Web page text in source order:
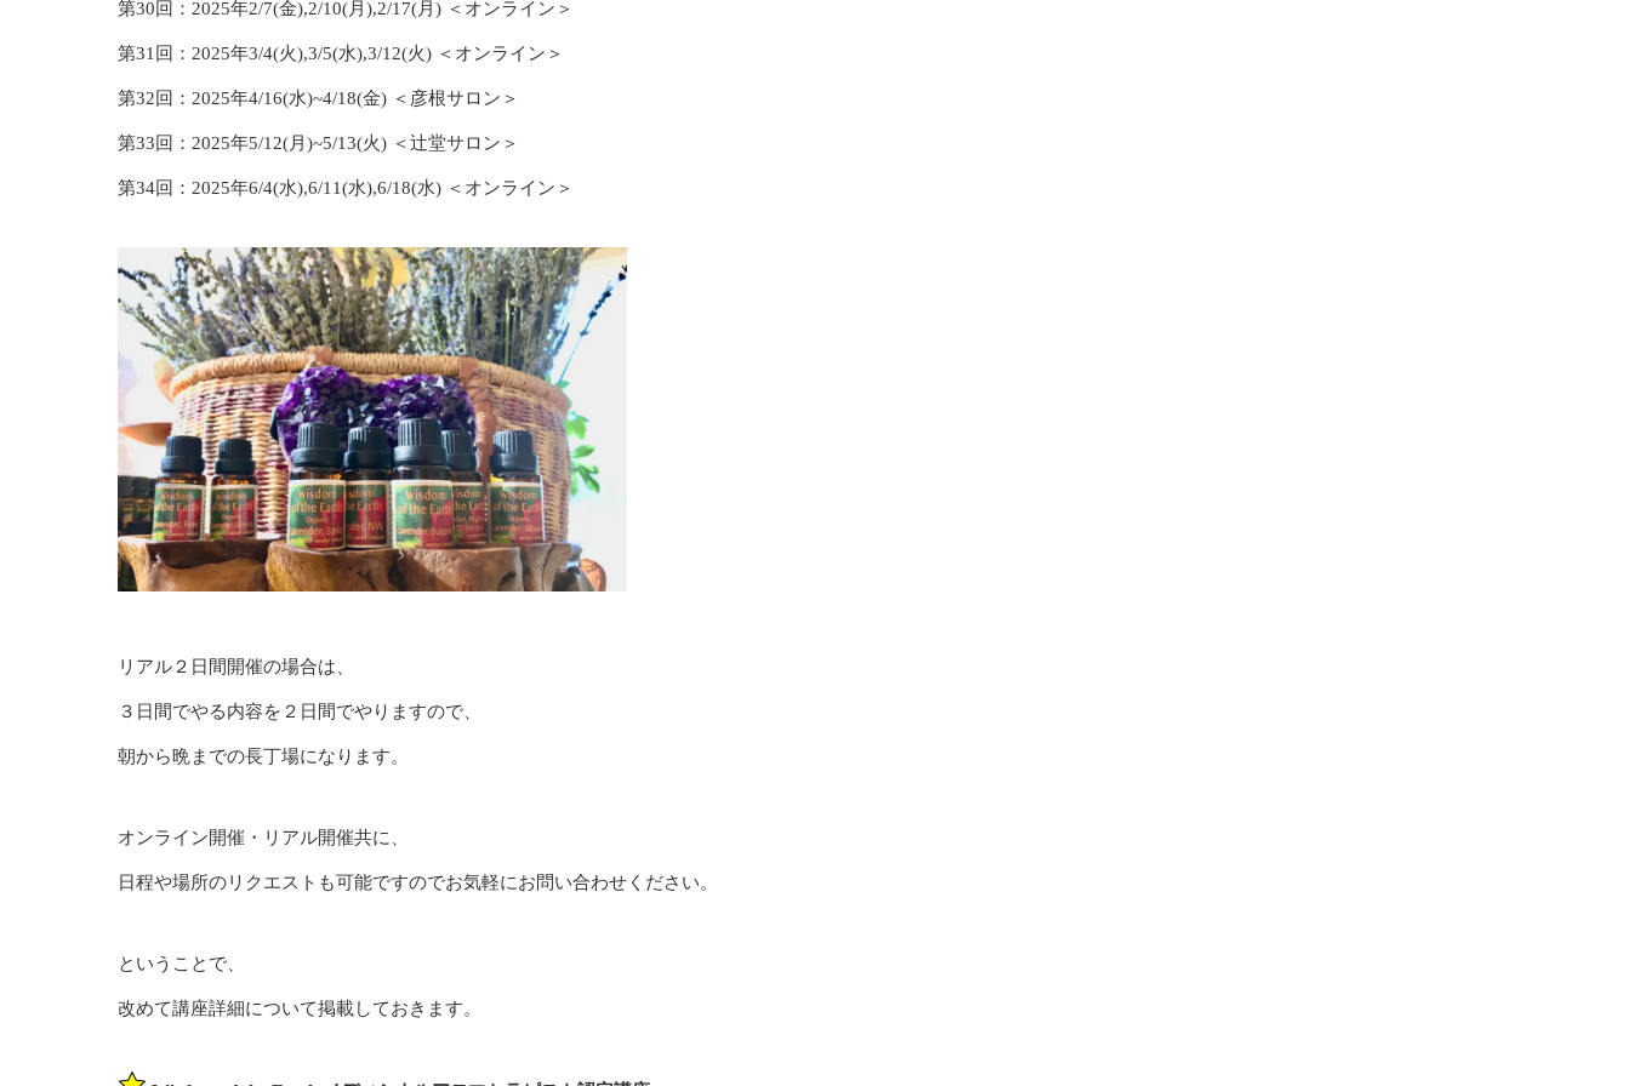
第30回：2025年2/7(金),2/10(月),2/17(月) ＜オンライン＞
第31回：2025年3/4(火),3/5(水),3/12(火) ＜オンライン＞
第32回：2025年4/16(水)~4/18(金) ＜彦根サロン＞
第33回：2025年5/12(月)~5/13(火) ＜辻堂サロン＞
第34回：2025年6/4(水),6/11(水),6/18(水) ＜オンライン＞
リアル２日間開催の場合は、
３日間でやる内容を２日間でやりますので、
朝から晩までの長丁場になります。
オンライン開催・リアル開催共に、
日程や場所のリクエストも可能ですのでお気軽にお問い合わせください。
ということで、
改めて講座詳細について掲載しておきます。